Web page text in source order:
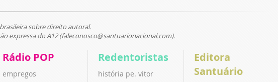
sobre direito autoral.
expressa do A12 (faleconosco@santuarionacional.com).
Rádio POP
empregos
Redentoristas
história pe. vitor
Editora
Santuário